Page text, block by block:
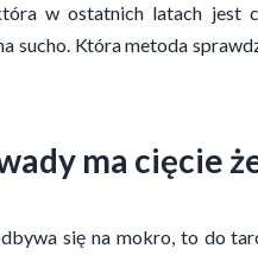
w ostatnich latach jest
sucho. Która metoda
ma cięcie
się na mokro, to do